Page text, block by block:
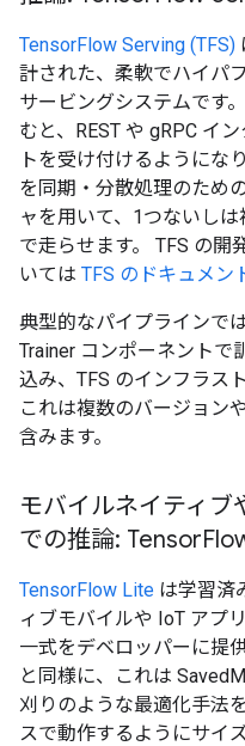
TensorFlow Serving (TFS)
計された、柔軟でハイパ
サービングシステムです
むと、REST や gRPC イ
トを受け付けるようにな
を同期・分散処理のため
ャを用いて、1つないし
で走らせます。 TFS の開
いては TFS のドキュメン
典型的なパイプラインで
Trainer コンポーネントで
込み、TFS のインフラス
これは複数のバージョン
含みます。
モバイルネイティブ
での推論: Tensor
TensorFlow Lite は学習済
ィブモバイルや IoT アプ
一式をデベロッパーに提
と同様に、これは
刈りのような最適化手法
スで動作するようにサイ